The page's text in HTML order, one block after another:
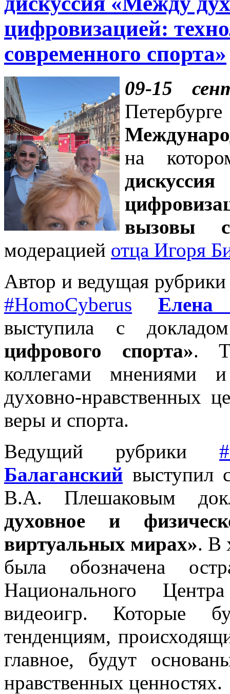
цифровизацией:
современного спорта»
09-15
на
вызовы
модерацией отца Игоря
Автор и ведущая
#HomoCyberus
Елена
выступила с
цифрового спорта».
коллегами мнениями
духовно-нравственных
веры и спорта.
Ведущий рубрики
Балаганский выступил
В.А. Плешаковым
духовное и
виртуальных мирах». В
была обозначена
Национального
видеоигр. Которые
тенденциям,
главное, будут
нравственных ценностях.